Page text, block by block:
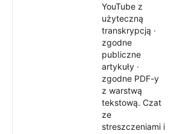
YouTube z
użyteczną
transkrypcją ·
zgodne
publiczne
artykuły ·
zgodne PDF-y
z warstwą
tekstową. Czat
ze
streszczeniami i